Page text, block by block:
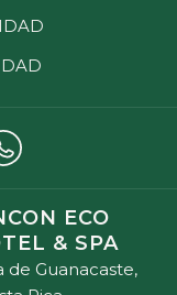
de aventura y
auxilios
los ríos y el
y acompañar
ECO
& SPA
de Guanacaste,